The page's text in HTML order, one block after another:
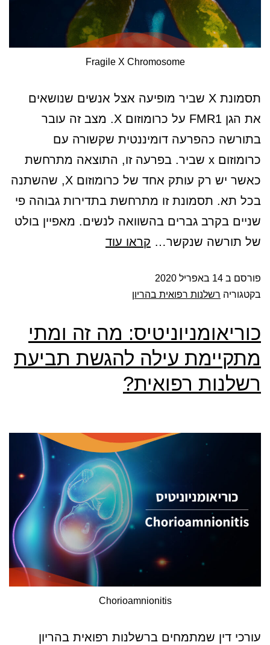
Fragile X Chromosome
תסמונת X שביר מופיעה אצל אנשים שנושאים
את הגן FMR1 על כרומוזום X. מצב זה עובר
בתורשה כהפרעה דומיננטית שקשורה עם
כרומוזום x שביר. בפרעה זו, התוצאה מתרחשת
כאשר יש רק עותק אחד של כרומוזום X, שהשתנה
בכל תא. תסמונת זו מתרחשת בתדירות גבוהה פי
שניים בקרב גברים בהשוואה לנשים. מאפיין בולט
של תורשה שנקשר… קראו עוד
פורסם ב 14 באפריל 2020
בקטגוריה רשלנות רפואית בהריון
כוריאומניוניטיס: מה זה ומתי
מתקיימת עילה להגשת תביעת
רשלנות רפואית?
Chorioamnionitis
עורכי דין שמתמחים ברשלנות רפואית בהריון